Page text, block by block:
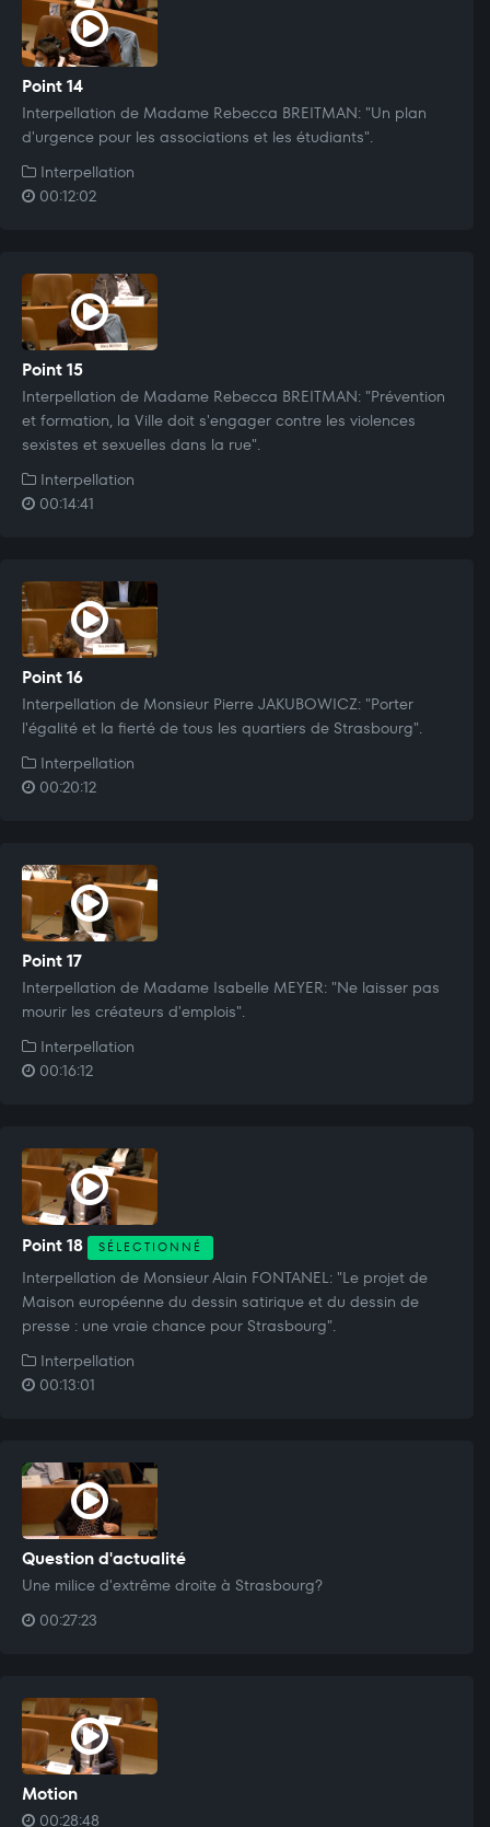
Point 14
Interpellation de Madame Rebecca BREITMAN: "Un plan
d'urgence pour les associations et les étudiants".
Interpellation
00:12:02
Point 15
Interpellation de Madame Rebecca BREITMAN: "Prévention
et formation, la Ville doit s'engager contre les violences
sexistes et sexuelles dans la rue".
Interpellation
00:14:41
Point 16
Interpellation de Monsieur Pierre JAKUBOWICZ: "Porter
l'égalité et la fierté de tous les quartiers de Strasbourg".
Interpellation
00:20:12
Point 17
Interpellation de Madame Isabelle MEYER: "Ne laisser pas
mourir les créateurs d'emplois".
Interpellation
00:16:12
Point 18 SÉLECTIONNÉ
Interpellation de Monsieur Alain FONTANEL: "Le projet de
Maison européenne du dessin satirique et du dessin de
presse : une vraie chance pour Strasbourg".
Interpellation
00:13:01
Question d'actualité
Une milice d'extrême droite à Strasbourg?
00:27:23
Motion
00:28:48